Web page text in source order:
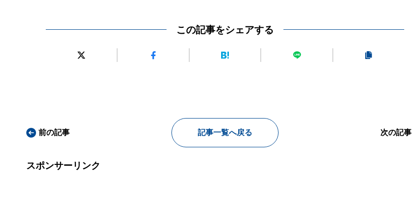
この記事をシェアする
前の記事 記事一覧へ戻る 次の記事
スポンサーリンク